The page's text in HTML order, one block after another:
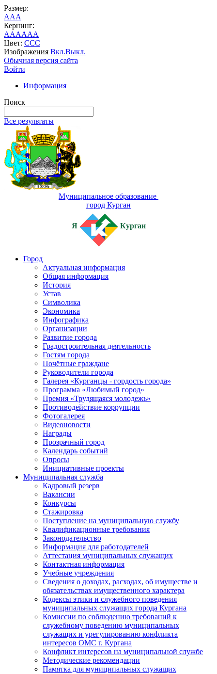
Размер:
AAA
Кернинг:
AAAAAA
Цвет: CCC
Изображения Вкл.Выкл.
Обычная версия сайта
Войти
Информация
Поиск
Все результаты
Муниципальное образование
город Курган
Я Курган
Город
Актуальная информация
Общая информация
История
Устав
Символика
Экономика
Инфографика
Организации
Развитие города
Градостроительная деятельность
Гостям города
Почётные граждане
Руководители города
Галерея «Курганцы - гордость города»
Программа «Любимый город»
Премия «Трудящаяся молодежь»
Противодействие коррупции
Фотогалерея
Видеоновости
Награды
Прозрачный город
Календарь событий
Опросы
Инициативные проекты
Муниципальная служба
Кадровый резерв
Вакансии
Конкурсы
Стажировка
Поступление на муниципальную службу
Квалификационные требования
Законодательство
Информация для работодателей
Аттестация муниципальных служащих
Контактная информация
Учебные учреждения
Сведения о доходах, расходах, об имуществе и
обязательствах имущественного характера
Кодексы этики и служебного поведения
муниципальных служащих города Кургана
Комиссии по соблюдению требований к
служебному поведению муниципальных
служащих и урегулированию конфликта
интересов ОМС г. Кургана
Конфликт интересов на муниципальной службе
Методические рекомендации
Памятка для муниципальных служащих